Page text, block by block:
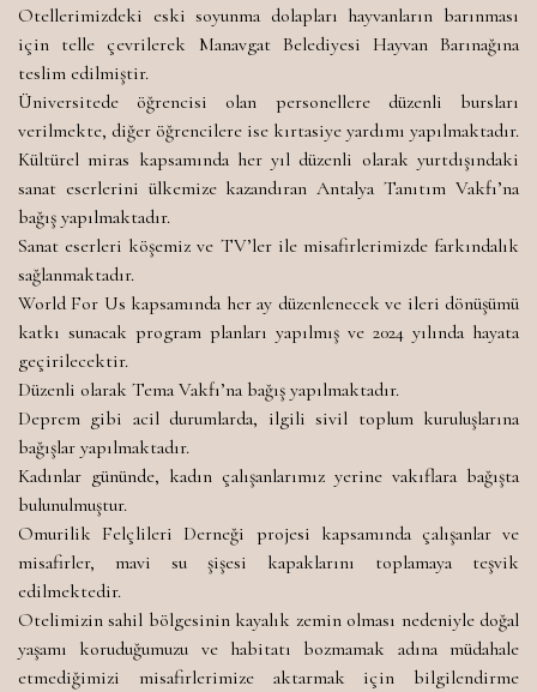
Otellerimizdeki eski soyunma dolapları hayvanların barınması
için telle çevrilerek Manavgat Belediyesi Hayvan Barınağına
teslim edilmiştir.
Üniversitede öğrencisi olan personellere düzenli bursları
verilmekte, diğer öğrencilere ise kırtasiye yardımı yapılmaktadır.
Kültürel miras kapsamında her yıl düzenli olarak yurtdışındaki
sanat eserlerini ülkemize kazandıran Antalya Tanıtım Vakfı’na
bağış yapılmaktadır.
Sanat eserleri köşemiz ve TV’ler ile misafirlerimizde farkındalık
sağlanmaktadır.
World For Us kapsamında her ay düzenlenecek ve ileri dönüşümü
katkı sunacak program planları yapılmış ve 2024 yılında hayata
geçirilecektir.
Düzenli olarak Tema Vakfı’na bağış yapılmaktadır.
Deprem gibi acil durumlarda, ilgili sivil toplum kuruluşlarına
bağışlar yapılmaktadır.
Kadınlar gününde, kadın çalışanlarımız yerine vakıflara bağışta
bulunulmuştur.
Omurilik Felçlileri Derneği projesi kapsamında çalışanlar ve
misafirler, mavi su şişesi kapaklarını toplamaya teşvik
edilmektedir.
Otelimizin sahil bölgesinin kayalık zemin olması nedeniyle doğal
yaşamı koruduğumuzu ve habitatı bozmamak adına müdahale
etmediğimizi misafirlerimize aktarmak için bilgilendirme